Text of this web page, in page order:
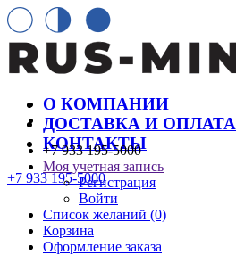
О КОМПАНИИ
ДОСТАВКА И ОПЛАТА
КОНТАКТЫ
+7 933 195-5000
+7 933 195-5000
Моя учетная запись
Регистрация
Войти
Список желаний (0)
Корзина
Оформление заказа